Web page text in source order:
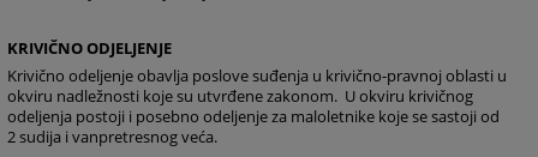
KRIVIČNO ODJELJENJE
Krivično odeljenje obavlja poslove suđenja u krivično-pravnoj oblasti u
okviru nadležnosti koje su utvrđene zakonom. U okviru krivičnog
odeljenja postoji i posebno odeljenje za maloletnike koje se sastoji od
2 sudija i vanpretresnog veća.